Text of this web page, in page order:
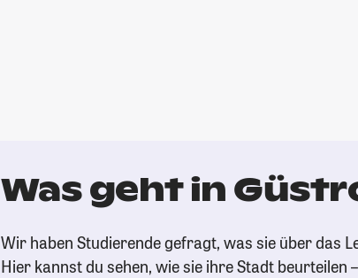
Was geht in
Wir haben Studierende gefragt, was sie über das
Hier kannst du sehen, wie sie ihre Stadt beurteilen